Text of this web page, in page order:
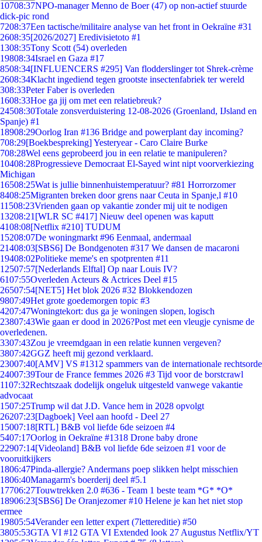
10708:37NPO-manager Menno de Boer (47) op non-actief stuurde
dick-pic rond
7208:37Een tactische/militaire analyse van het front in Oekraïne #31
2608:35[2026/2027] Eredivisietoto #1
1308:35Tony Scott (54) overleden
19808:34Israel en Gaza #17
8508:34[INFLUENCERS #295] Van flodderslinger tot Shrek-crème
2608:34Klacht ingediend tegen grootste insectenfabriek ter wereld
308:33Peter Faber is overleden
1608:33Hoe ga jij om met een relatiebreuk?
24508:30Totale zonsverduistering 12-08-2026 (Groenland, IJsland en
Spanje) #1
18908:29Oorlog Iran #136 Bridge and powerplant day incoming?
708:29[Boekbespreking] Yesteryear - Caro Claire Burke
708:28Wel eens geprobeerd jou in een relatie te manipuleren?
10408:28Progressieve Democraat El-Sayed wint nipt voorverkiezing
Michigan
16508:25Wat is jullie binnenhuistemperatuur? #81 Horrorzomer
8408:25Migranten breken door grens naar Ceuta in Spanje,l #10
11508:23Vrienden gaan op vakantie zonder mij uit te nodigen
13208:21 [WLR SC #417] Nieuw deel openen was kaputt
4108:08[Netflix #210] TUDUM
15208:07De woningmarkt #96 Eenmaal, andermaal
21408:03[SBS6] De Bondgenoten #317 We dansen de macaroni
19408:02Politieke meme's en spotprenten #11
12507:57[Nederlands Elftal] Op naar Louis IV?
6107:55Overleden Acteurs & Actrices Deel #15
26507:54[NET5] Het blok 2026 #32 Blokkendozen
9807:49Het grote goedemorgen topic #3
4207:47Woningtekort: dus ga je woningen slopen, logisch
23807:43Wie gaan er dood in 2026?Post met een vleugje cynisme de
overledenen.
3307:43Zou je vreemdgaan in een relatie kunnen vergeven?
3807:42GGZ heeft mij gezond verklaard.
23007:40[AMV] VS #1312 spammers van de internationale rechtsorde
24007:39Tour de France femmes 2026 #3 Tijd voor de borstcrawl
1107:32Rechtszaak dodelijk ongeluk uitgesteld vanwege vakantie
advocaat
1507:25Trump wil dat J.D. Vance hem in 2028 opvolgt
26207:23[Dagboek] Veel aan hoofd - Deel 27
15007:18[RTL] B&B vol liefde 6de seizoen #4
5407:17Oorlog in Oekraïne #1318 Drone baby drone
22907:14[Videoland] B&B vol liefde 6de seizoen #1 voor de
vooruitkijkers
1806:47Pinda-allergie? Andermans poep slikken helpt misschien
1806:40Managarm's boerderij deel #5.1
17706:27Touwtrekken 2.0 #636 - Team 1 beste team *G* *O*
18906:23[SBS6] De Oranjezomer #10 Helene je kan het niet stop
ermee
19805:54Verander een letter expert (7lettereditie) #50
3805:53GTA VI #12 GTA VI Extended look 27 Augustus Netflix/YT